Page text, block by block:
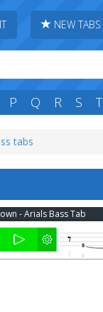
NEW TABS
P Q R S T
tabs
- Arials Bass Tab